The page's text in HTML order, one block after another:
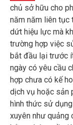
chủ sở hữu cho
năm năm liên tục
dứt hiệu lực mà
trường hợp việc
bắt đầu lại trước
ngày có yêu cầu
hợp chưa có kế
dịch vụ hoặc sản
hình thức sử
xuyên như quảng